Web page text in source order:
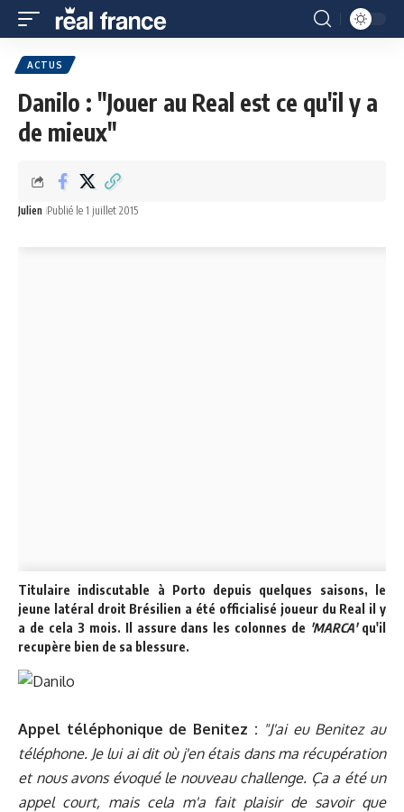
ACTUS
Danilo : "Jouer au Real est ce qu'il y a
de mieux"
Julien Publié le 1 juillet 2015
Titulaire indiscutable à Porto depuis quelques saisons, le
jeune latéral droit Brésilien a été officialisé joueur du Real il y
a de cela 3 mois. Il assure dans les colonnes de 'MARCA'qu'il
recupère bien de sa blessure.
Appel téléphonique de Benitez : "J'ai eu Benitez au
téléphone. Je lui ai dit où j'en étais dans ma récupération
et nous avons évoqué le nouveau challenge. Ça a été un
appel court, mais cela m'a fait plaisir de savoir que